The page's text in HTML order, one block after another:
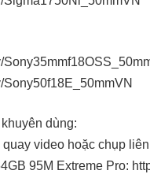
Sony50f18E_50mmVN
dùng:
video hoặc chụp
95M Extreme Pro: